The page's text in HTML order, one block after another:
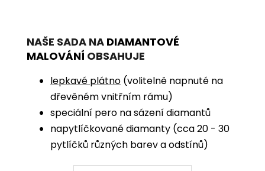
NAŠE SADA NA DIAMANTOVÉ
MALOVÁNÍ OBSAHUJE
lepkavé plátno (volitelně napnuté na
dřevěném vnitřním rámu)
speciální pero na sázení diamantů
napytlíčkované diamanty (cca 20 - 30
pytlíčků různých barev a odstínů)